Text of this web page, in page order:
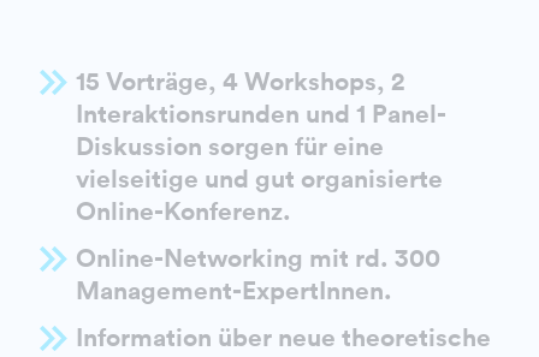
15 Vorträge, 4 Workshops, 2
Interaktionsrunden und 1 Panel-
Diskussion sorgen für eine
vielseitige und gut organisierte
Online-Konferenz.
Online-Networking mit rd. 300
Management-ExpertInnen.
Information über neue theoretische